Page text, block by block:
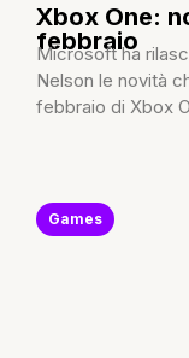
Xbox One:
febbraio
Microsoft ha
Nelson le novità
febbraio di Xbox
Games